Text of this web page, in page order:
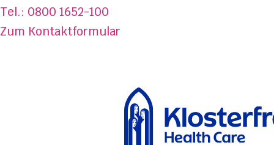
Über DermaSel
Jetzt kaufen
Tel.: 0800 1652-100
Zum Kontaktformular